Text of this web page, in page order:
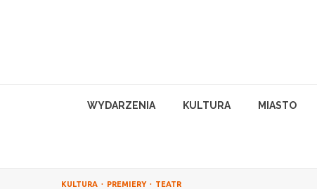
WYDARZENIA KULTURA MIASTO
KULTURA PREMIERY TEATR